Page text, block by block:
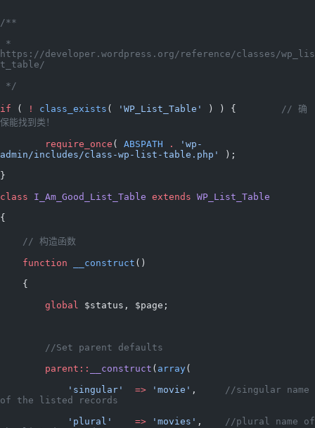
/**
https://developer.wordpress.org/reference/classes/wp_lis
t_table/
*/
if ( ! class_exists ( 'WP_List_Table' ) ) {
// 确
保能找到类！
	require_once
( ABSPATH .
'wp-
admin/includes/class-wp-list-table.php'
);
}
class I_Am_Good_List_Table extends WP_List_Table
{
    // 构造函数
    function
__construct ()
    {
        global
$status, $page;
        //Set parent defaults
        parent::
__construct ( array(
            'singular'
  =>
'movie' ,
//singular name
of the listed records
            'plural'
    =>
'movies' ,
//plural name of